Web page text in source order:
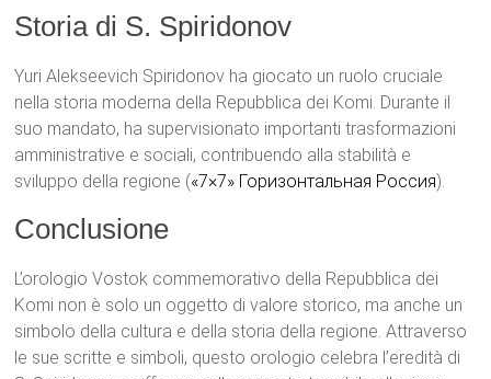
Storia di S. Spiridonov
Yuri Alekseevich Spiridonov ha giocato un ruolo cruciale
nella storia moderna della Repubblica dei Komi. Durante il
suo mandato, ha supervisionato importanti trasformazioni
amministrative e sociali, contribuendo alla stabilità e
sviluppo della regione​ («7×7» Горизонтальная Россия)​.
Conclusione
L’orologio Vostok commemorativo della Repubblica dei
Komi non è solo un oggetto di valore storico, ma anche un
simbolo della cultura e della storia della regione. Attraverso
le sue scritte e simboli, questo orologio celebra l’eredità di